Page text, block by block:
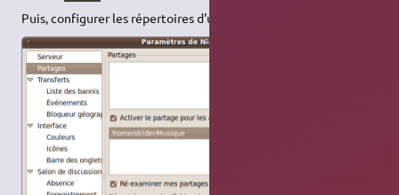
Puis, configurer les répertoires d'upload et de download.